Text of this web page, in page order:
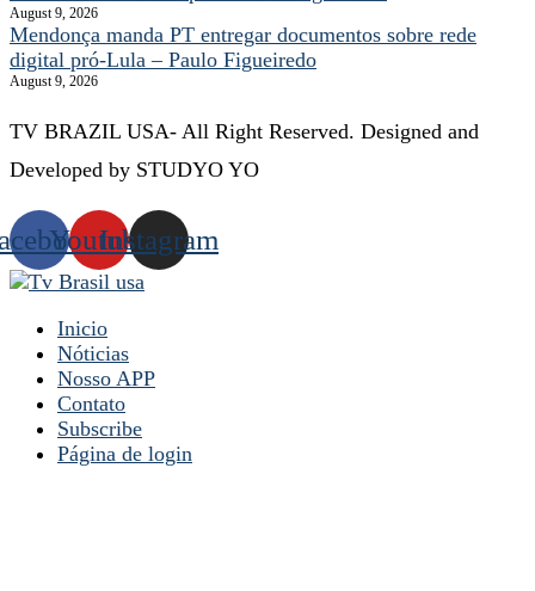
August 9, 2026
Mendonça manda PT entregar documentos sobre rede
digital pró-Lula – Paulo Figueiredo
August 9, 2026
TV BRAZIL USA- All Right Reserved. Designed and
Developed by STUDYO YO
YoutubeInstagram
Inicio
Nóticias
Nosso APP
Contato
Subscribe
Página de login